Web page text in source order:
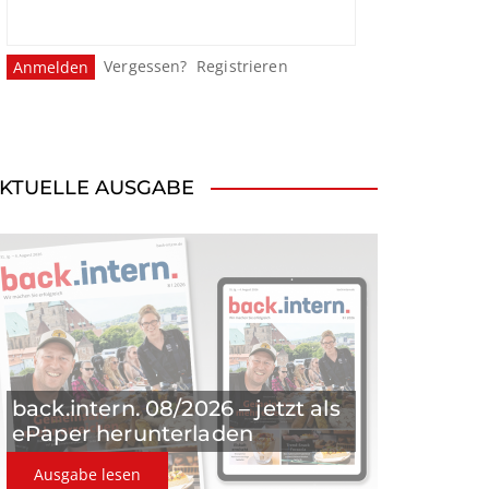
Vergessen? Registrieren
AUSGABE
back.intern. 08/2026 – jetzt als
ePaper herunterladen
Ausgabe lesen